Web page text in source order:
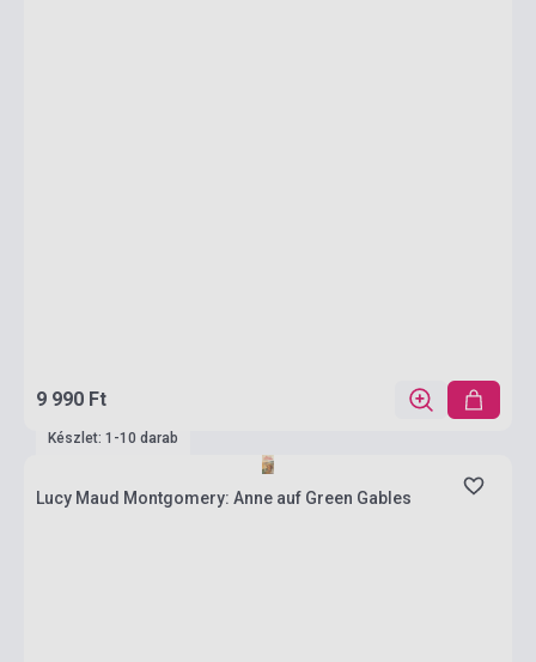
9 990 Ft
Készlet: 1-10 darab
Lucy Maud Montgomery: Anne auf Green Gables